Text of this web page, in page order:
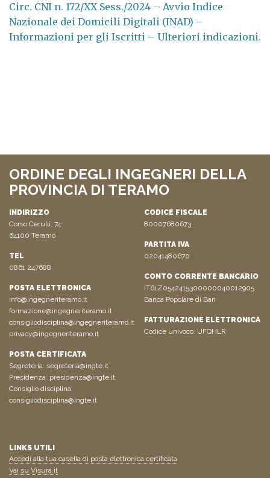
Circ. CNI n. 172/XX Sess./2024 – Avvio Indice
Nazionale dei Domicili Digitali (INAD) –
Informazioni per gli Iscritti – Ulteriori indicazioni.
ORDINE DEGLI INGEGNERI DELLA
PROVINCIA DI TERAMO
INDIRIZZO
Corso Cerulli, 74
64100 Teramo
TEL
0861 247688
POSTA ELETTRONICA
info@ingegneriteramo.it
formazione@ingegneriteramo.it
consigliodisciplina@ingegneriteramo.it
privacy@ingegneriteramo.it
POSTA CERTIFICATA
Segreteria: segreteria@ingte.it
Presidenza: presidenza@ingte.it
Consiglio disciplina:
consigliodisciplina@ingte.it
CODICE FISCALE
80007680673
PARTITA IVA
02041480670
CONTO CORRENTE BANCARIO
IT61Z0542415300000040012905
Banca Popolare di Bari
FATTURAZIONE ELETTRONICA
Codice univoco: UFQHLR
LINKS UTILI
Accedi alla tua casella di posta elettronica certificata
Vai su Visura.it